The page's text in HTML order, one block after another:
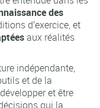
des
d’exercice, et
aux réalités
indépendante,
et de la
et être
qui la